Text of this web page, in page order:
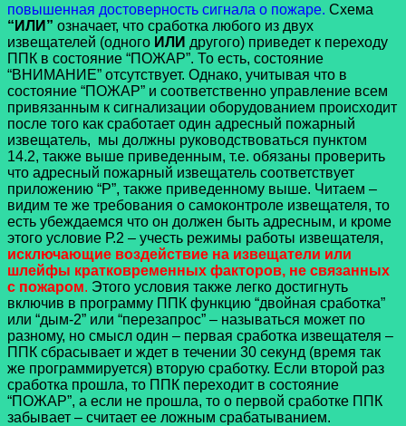
повышенная достоверность сигнала о пожаре. Схема
“ИЛИ” означает, что сработка любого из двух
извещателей (одного ИЛИ другого) приведет к переходу
ППК в состояние “ПОЖАР”. То есть, состояние
“ВНИМАНИЕ” отсутствует. Однако, учитывая что в
состояние “ПОЖАР” и соответственно управление всем
привязанным к сигнализации оборудованием происходит
после того как сработает один адресный пожарный
извещатель, мы должны руководствоваться пунктом
14.2, также выше приведенным, т.е. обязаны проверить
что адресный пожарный извещатель соответствует
приложению “Р”, также приведенному выше. Читаем –
видим те же требования о самоконтроле извещателя, то
есть убеждаемся что он должен быть адресным, и кроме
этого условие Р.2 – учесть режимы работы извещателя,
исключающие воздействие на извещатели или
шлейфы кратковременных факторов, не связанных
с пожаром. Этого условия также легко достигнуть
включив в программу ППК функцию “двойная сработка”
или “дым-2” или “перезапрос” – называться может по
разному, но смысл один – первая сработка извещателя –
ППК сбрасывает и ждет в течении 30 секунд (время так
же программируется) вторую сработку. Если второй раз
сработка прошла, то ППК переходит в состояние
“ПОЖАР”, а если не прошла, то о первой сработке ППК
забывает – считает ее ложным срабатыванием.